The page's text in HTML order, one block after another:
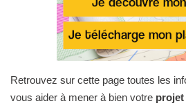
Retrouvez sur cette page toutes les
vous aider à mener à bien votre